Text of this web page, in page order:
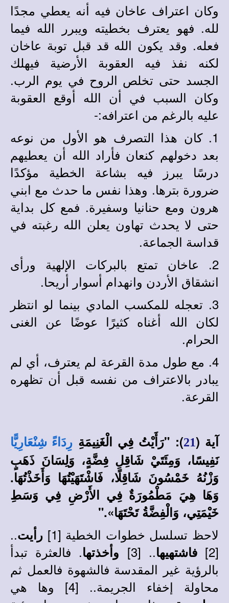
وكان اعتراف عاخان فيه أنه يعطي مجدًا
لله. فهو يعترف بخطيته ويبرر الله فيما
فعله. وقد يكون الله قد قبل توبة عاخان
لكنه نفذ فيه العقوبة الأرضية فيهلك
الجسد حتى تخلص الروح في يوم الرب.
وكان السبب في أن الله أوقع العقوبة
عليه بالرغم من اعترافه:-
1.
كان هذا التصرف هو الأول من نوعه
بعد دخولهم كنعان فأراد الله أن يعطيهم
درسًا يبرز فيه بشاعة الخطية مؤكدًا
ضرورة بترها. وهذا نفس ما حدث مع ابني
هرون ومع حنانيا وسفيرة. فمع كل بداية
حتى لا يحدث تهاون يعلن الله رغبته في
قداسة الجماعة.
2.
عاخان تمتع بالبركات الإلهية ورأى
انشقاق الأردن وانهدام أسوار أريحا.
3. تعجله للمكسب المادي بينما لو انتظر
لكان الله أغناه كثيرًا عوضًا عن الغنى
الحرام.
4. مع طول مدة القرعة لم يعترف، أي لم
يبادر بالاعتراف من نفسه قبل أن تظهره
القرعة.
آية (21): "رَأَيْتُ فِي الْغَنِيمَةِ رِدَاءً شِنْعَارِيًّا
نَفِيسًا، وَمِئَتَيْ شَاقِلِ فِضَّةٍ، وَلِسَانَ ذَهَبٍ
وَزْنُهُ خَمْسُونَ شَاقِلًا، فَاشْتَهَيْتُهَا وَأَخَذْتُهَا.
وَهَا هِيَ مَطْمُورَةٌ فِي الأَرْضِ فِي وَسَطِ
خَيْمَتِي، وَالْفِضَّةُ تَحْتَهَا»."
لاحظ تسلسل خطوات الخطية [1] رأيت..
[2]
فاشتهيها.. [3] وأخذتها. فالعثرة تبدأ
بالرؤية غير المقدسة فالشهوة فالعمل ثم
محاولة إخفاء الجريمة.. [4] وها هي